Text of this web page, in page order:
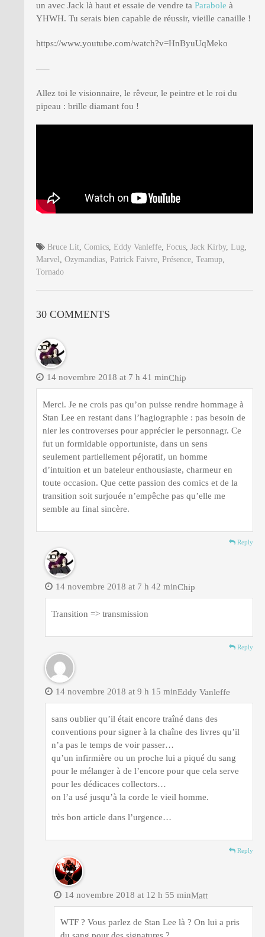
un avec Jack là haut et essaie de vendre ta Parabole à
YHWH. Tu serais bien capable de réussir, vieille canaille !
https://www.youtube.com/watch?v=HnByuUqMeko
—–
Allez toi le visionnaire, le rêveur, le peintre et le roi du
pipeau : brille diamant fou !
Bruce Lit, Comics, Eddy Vanleffe, Focus, Jack Kirby, Lug,
Marvel , Ozymandias, Patrick Faivre, Présence, Teamup,
Tornado
30 COMMENTS
Chip
14 novembre 2018 at 7 h 41 min
Merci. Je ne crois pas qu’on puisse rendre hommage à
Stan Lee en restant dans l’hagiographie : pas besoin de
nier les controverses pour apprécier le personnagr. Ce
fut un formidable opportuniste, dans un sens
seulement partiellement péjoratif, un homme
d’intuition et un bateleur enthousiaste, charmeur en
toute occasion. Que cette passion des comics et de la
transition soit surjouée n’empêche pas qu’elle me
semble au final sincère.
Reply
Chip
14 novembre 2018 at 7 h 42 min
Transition => transmission
Reply
Eddy Vanleffe
14 novembre 2018 at 9 h 15 min
sans oublier qu’il était encore traîné dans des
conventions pour signer à la chaîne des livres qu’il
n’a pas le temps de voir passer…
qu’un infirmière ou un proche lui a piqué du sang
pour le mélanger à de l’encore pour que cela serve
pour les dédicaces collectors…
on l’a usé jusqu’à la corde le vieil homme.
très bon article dans l’urgence…
Reply
Matt
14 novembre 2018 at 12 h 55 min
WTF ? Vous parlez de Stan Lee là ? On lui a pris